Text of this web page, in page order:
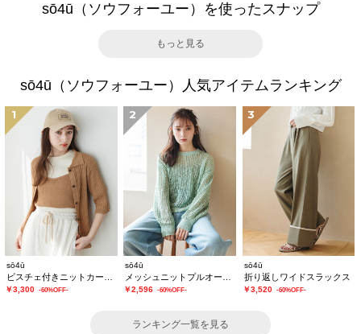
sō4ū（ソウフォーユー）を使ったスナップ
もっと見る
sō4ū（ソウフォーユー）人気アイテムランキング
1
sō4ū
￥3,300 -60%OFF-
2
sō4ū
￥2,596 -60%OFF-
3
sō4ū
折り返しワイドスラックス
￥3,520 -60%OFF-
ランキング一覧を見る